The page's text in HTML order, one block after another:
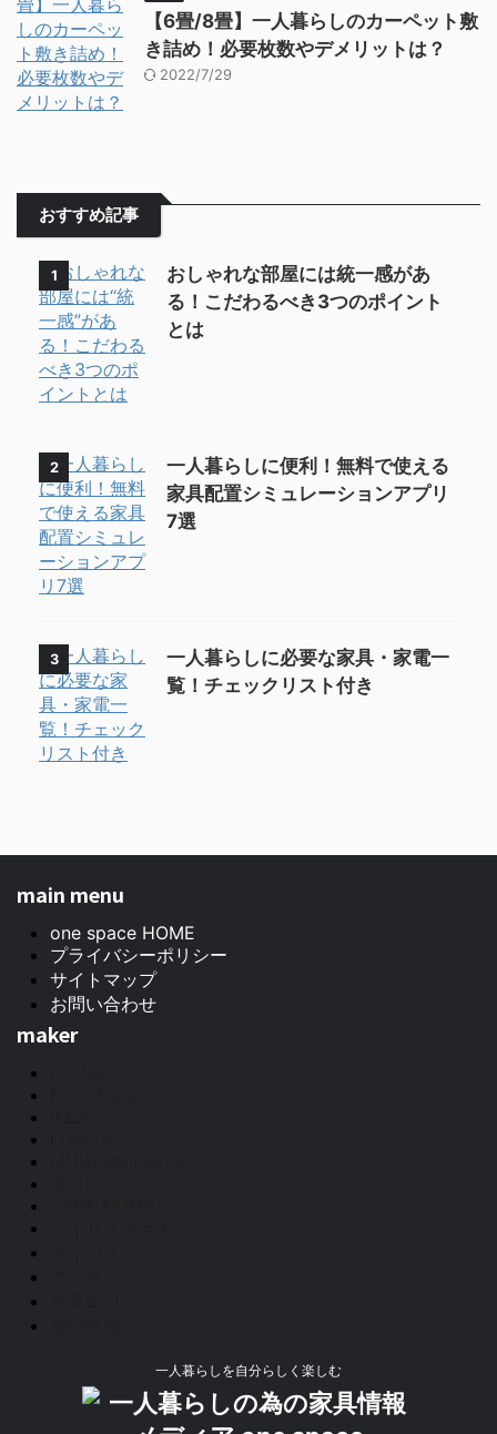
【6畳/8畳】一人暮らしのカーペット敷
き詰め！必要枚数やデメリットは？
2022/7/29
おすすめ記事
1
おしゃれな部屋には統一感があ
る！こだわるべき3つのポイント
とは
2
一人暮らしに便利！無料で使える
家具配置シミュレーションアプリ
7選
3
一人暮らしに必要な家具・家電一
覧！チェックリスト付き
main menu
one space HOME
プライバシーポリシー
サイトマップ
お問い合わせ
maker
一人暮らしを自分らしく楽しむ